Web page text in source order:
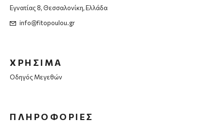
Εγνατίας 8, Θεσσαλονίκη, Ελλάδα
info@fitopoulou.gr
ΧΡΗΣΙΜΑ
Οδηγός Μεγεθών
ΠΛΗΡΟΦΟΡΙΕΣ